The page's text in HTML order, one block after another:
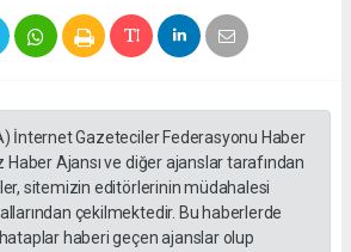
İnternet Gazeteciler Federasyonu Haber
Haber Ajansı ve diğer ajanslar tarafından
sitemizin editörlerinin müdahalesi
çekilmektedir. Bu haberlerde
haberi geçen ajanslar olup